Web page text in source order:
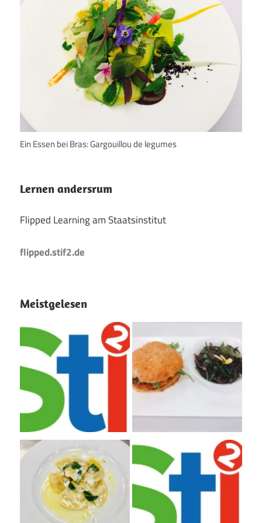
Ein Essen bei Bras: Gargouillou de legumes
Lernen andersrum
Flipped Learning am Staatsinstitut
flipped.stif2.de
Meistgelesen